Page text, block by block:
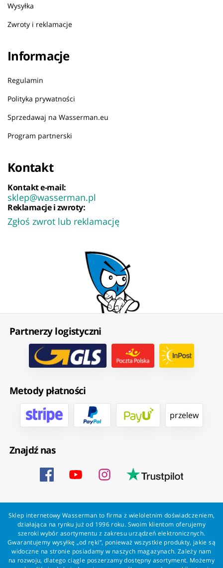
Wysyłka
Zwroty i reklamacje
Informacje
Regulamin
Polityka prywatności
Sprzedawaj na Wasserman.eu
Program partnerski
Kontakt
Kontakt e-mail:
sklep@wasserman.pl
Reklamacje i zwroty:
Zgłoś zwrot lub reklamację
Partnerzy logistyczni
Metody płatności
przelew
Znajdź nas
Sklep internetowy Wasserman to firma z wieloletnim doświadczeniem,
działająca na rynku już od 1996 roku. Swoim klientom oferujemy
szeroki wybór asortymentu z zakresu urządzeń elektronicznych.
Gwarantujemy wysyłkę „od ręki”, ponieważ wszystkie produkty, jakie są
widoczne na stronie posiadamy w naszych magazynach. Zależy nam
na rozwoju, dlatego ciągle poszerzamy dostępny asortyment. Możemy